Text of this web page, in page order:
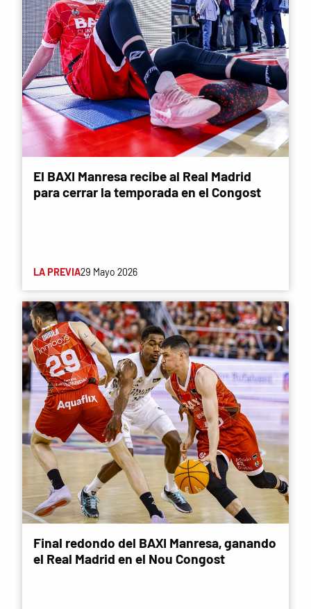
El BAXI Manresa recibe al Real Madrid
para cerrar la temporada en el Congost
LA PREVIA29 Mayo 2026
Final redondo del BAXI Manresa, ganando
el Real Madrid en el Nou Congost